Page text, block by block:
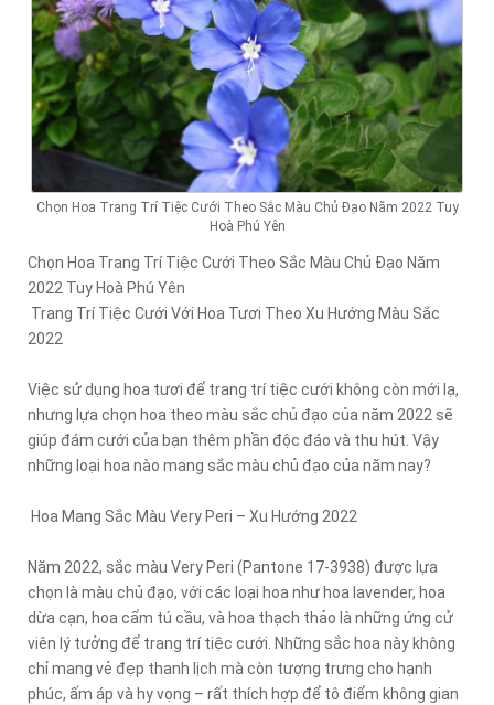
Chọn Hoa Trang Trí Tiệc Cưới Theo Sắc Màu Chủ Đạo Năm 2022 Tuy
Hoà Phú Yên
Chọn Hoa Trang Trí Tiệc Cưới Theo Sắc Màu Chủ Đạo Năm
2022 Tuy Hoà Phú Yên
Trang Trí Tiệc Cưới Với Hoa Tươi Theo Xu Hướng Màu Sắc
2022
Việc sử dụng hoa tươi để trang trí tiệc cưới không còn mới lạ,
nhưng lựa chọn hoa theo màu sắc chủ đạo của năm 2022 sẽ
giúp đám cưới của bạn thêm phần độc đáo và thu hút. Vậy
những loại hoa nào mang sắc màu chủ đạo của năm nay?
Hoa Mang Sắc Màu Very Peri – Xu Hướng 2022
Năm 2022, sắc màu Very Peri (Pantone 17-3938) được lựa
chọn là màu chủ đạo, với các loại hoa như hoa lavender, hoa
dừa cạn, hoa cẩm tú cầu, và hoa thạch thảo là những ứng cử
viên lý tưởng để trang trí tiệc cưới. Những sắc hoa này không
chỉ mang vẻ đẹp thanh lịch mà còn tượng trưng cho hạnh
phúc, ấm áp và hy vọng – rất thích hợp để tô điểm không gian